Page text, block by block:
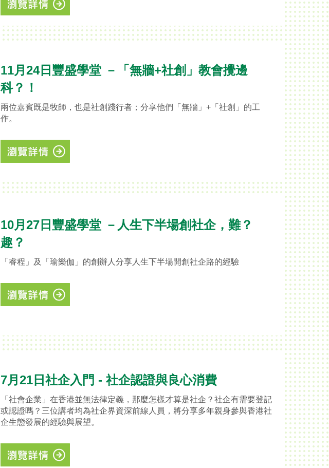
11月24日豐盛學堂 －「無牆+社創」教會攪邊
科？！
兩位嘉賓既是牧師，也是社創踐行者；分享他們「無牆」+「社創」的工
作。
10月27日豐盛學堂 －人生下半場創社企，難？
趣？
「睿程」及「瑜樂伽」的創辦人分享人生下半場開創社企路的經驗
7月21日社企入門 - 社企認證與良心消費
「社會企業」在香港並無法律定義，那麼怎樣才算是社企？社企有需要登記
或認證嗎？三位講者均為社企界資深前線人員，將分享多年親身參與香港社
企生態發展的經驗與展望。